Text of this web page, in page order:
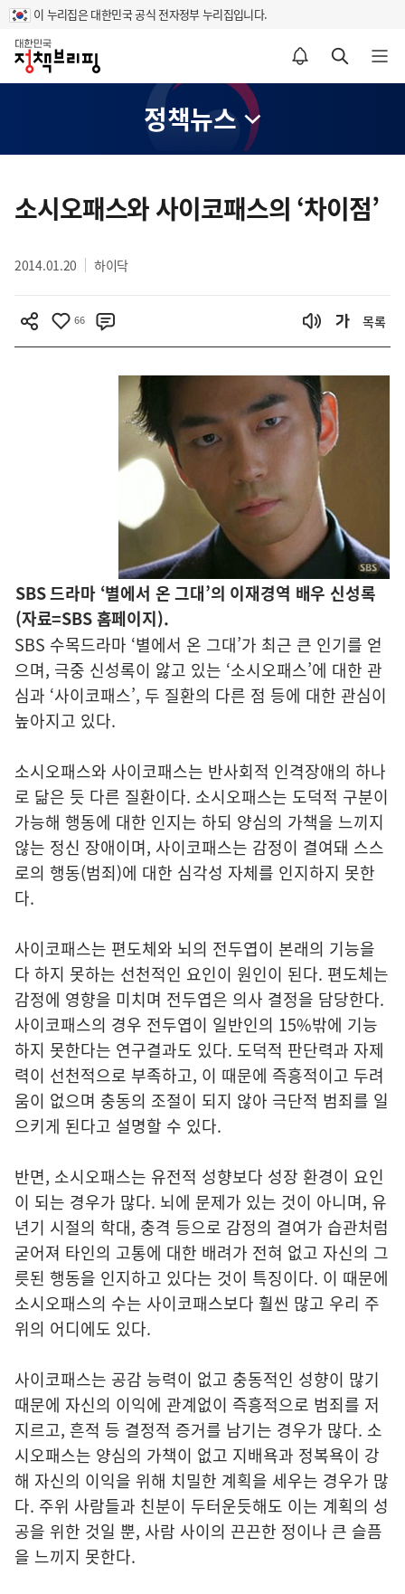
이 누리집은 대한민국 공식 전자정부 누리집입니다.
홈
알림설정 바로가기 검색 바로가기 메뉴 열기
정책뉴스
츠
역
소시오패스와 사이코패스의 ‘차이점’
2014.01.20 하이닥
66 목록
SBS 드라마 ‘별에서 온 그대’의 이재경역 배우 신성록
(자료=SBS 홈페이지).
SBS 수목드라마 ‘별에서 온 그대’가 최근 큰 인기를 얻
으며, 극중 신성록이 앓고 있는 ‘소시오패스’에 대한 관
심과 ‘사이코패스’, 두 질환의 다른 점 등에 대한 관심이
높아지고 있다.
소시오패스와 사이코패스는 반사회적 인격장애의 하나
로 닮은 듯 다른 질환이다. 소시오패스는 도덕적 구분이
가능해 행동에 대한 인지는 하되 양심의 가책을 느끼지
않는 정신 장애이며, 사이코패스는 감정이 결여돼 스스
로의 행동(범죄)에 대한 심각성 자체를 인지하지 못한
다.
사이코패스는 편도체와 뇌의 전두엽이 본래의 기능을
다 하지 못하는 선천적인 요인이 원인이 된다. 편도체는
감정에 영향을 미치며 전두엽은 의사 결정을 담당한다.
사이코패스의 경우 전두엽이 일반인의 15%밖에 기능
하지 못한다는 연구결과도 있다. 도덕적 판단력과 자제
력이 선천적으로 부족하고, 이 때문에 즉흥적이고 두려
움이 없으며 충동의 조절이 되지 않아 극단적 범죄를 일
으키게 된다고 설명할 수 있다.
반면, 소시오패스는 유전적 성향보다 성장 환경이 요인
이 되는 경우가 많다. 뇌에 문제가 있는 것이 아니며, 유
년기 시절의 학대, 충격 등으로 감정의 결여가 습관처럼
굳어져 타인의 고통에 대한 배려가 전혀 없고 자신의 그
릇된 행동을 인지하고 있다는 것이 특징이다. 이 때문에
소시오패스의 수는 사이코패스보다 훨씬 많고 우리 주
위의 어디에도 있다.
사이코패스는 공감 능력이 없고 충동적인 성향이 많기
때문에 자신의 이익에 관계없이 즉흥적으로 범죄를 저
지르고, 흔적 등 결정적 증거를 남기는 경우가 많다. 소
시오패스는 양심의 가책이 없고 지배욕과 정복욕이 강
해 자신의 이익을 위해 치밀한 계획을 세우는 경우가 많
다. 주위 사람들과 친분이 두터운듯해도 이는 계획의 성
공을 위한 것일 뿐, 사람 사이의 끈끈한 정이나 큰 슬픔
을 느끼지 못한다.